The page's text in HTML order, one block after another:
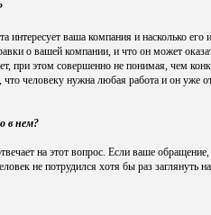
интересует ваша компания и насколько его
о вашей компании, и что он может
при этом совершенно не понимая, чем
человеку нужна любая работа и он уже
в нем?
на этот вопрос. Если ваше
не потрудился хотя бы раз заглянуть